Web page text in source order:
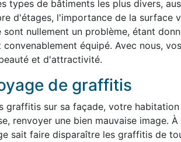
types de bâtiments les plus divers,
d'étages, l'importance de la surface
sont nullement un problème, étant
convenablement équipé. Avec nous,
et d'attractivité.
de graffitis
graffitis sur sa façade, votre
renvoyer une bien mauvaise image.
sait faire disparaître les graffitis de